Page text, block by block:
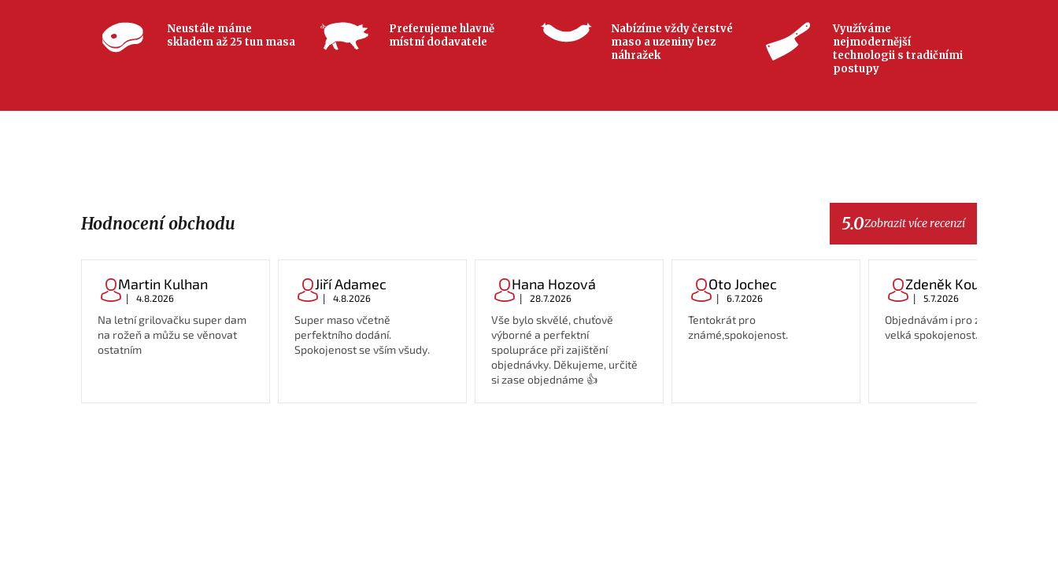
Neustále máme
skladem až 25 tun masa
Preferujeme hlavně
místní dodavatele
Nabízíme vždy čerstvé
maso a uzeniny bez
náhražek
Využíváme
nejmodernější
technologii s tradičními
postupy
Hodnocení obchodu 5.0Zobrazit více recenzí
Martin Kulhan
| 4.8.2026
Na letní grilovačku super dam
na rožeň a můžu se věnovat
ostatním
Jiří Adamec
| 4.8.2026
Super maso včetně
perfektního dodání.
Spokojenost se vším všudy.
Hana Hozová
| 28.7.2026
Vše bylo skvělé, chuťově
výborné a perfektní
spolupráce při zajištění
objednávky. Děkujeme, určitě
si zase objednáme 👍
Oto Jochec
| 6.7.2026
Tentokrát pro
známé,spokojenost.
Zdeněk Koutný
| 5.7.2026
Objednávám i pro známé, zatím
velká spokojenost.